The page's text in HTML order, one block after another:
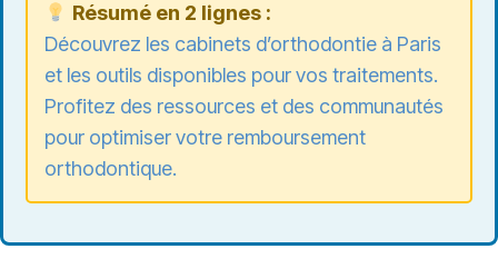
Résumé en 2 lignes :
Découvrez les cabinets d’orthodontie à Paris
et les outils disponibles pour vos traitements.
Profitez des ressources et des communautés
pour optimiser votre remboursement
orthodontique.